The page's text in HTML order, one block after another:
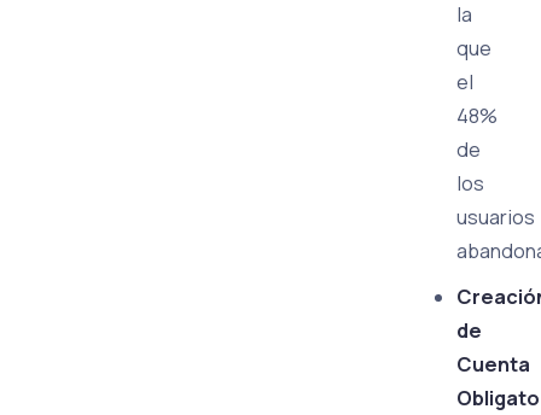
la
que
el
48%
de
los
usuarios
de
Cuenta